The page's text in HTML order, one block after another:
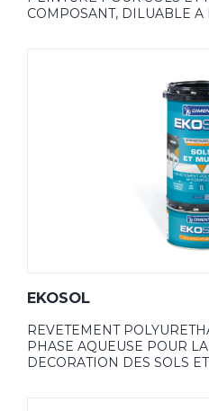
COMPOSANT, DILUABLE A
EKOSOL
REVETEMENT
PHASE AQUEUSE POUR
DECORATION DES SOLS